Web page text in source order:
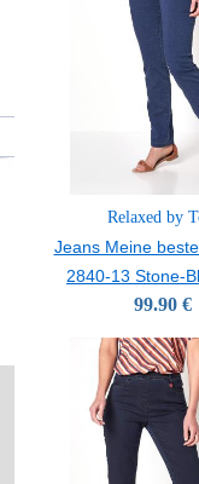
Relaxed by
Jeans Meine
2840-13 Stone-
99.90 €